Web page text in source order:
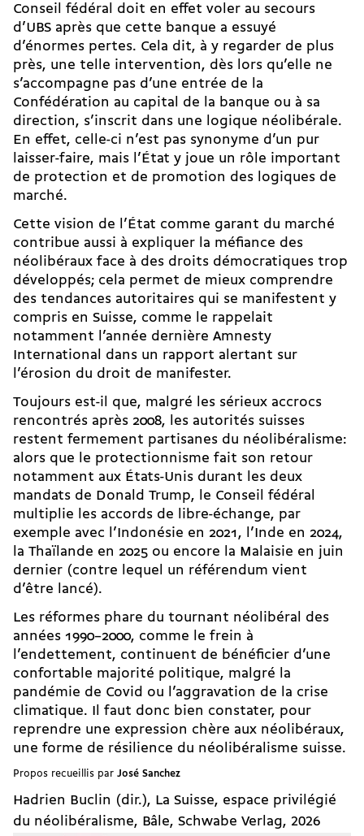
Conseil fédéral doit en effet voler au secours
d’UBS après que cette banque a essuyé
d’énormes pertes. Cela dit, à y regarder de plus
près, une telle intervention, dès lors qu’elle ne
s’accompagne pas d’une entrée de la
Confédération au capital de la banque ou à sa
direction, s’inscrit dans une logique néolibérale.
En effet, celle-ci n’est pas synonyme d’un pur
laisser-faire, mais l’État y joue un rôle important
de protection et de promotion des logiques de
marché.
Cette vision de l’État comme garant du marché
contribue aussi à expliquer la méfiance des
néolibéraux face à des droits démocratiques trop
développés; cela permet de mieux comprendre
des tendances autoritaires qui se manifestent y
compris en Suisse, comme le rappelait
notamment l’année dernière Amnesty
International dans un rapport alertant sur
l’érosion du droit de manifester.
Toujours est-il que, malgré les sérieux accrocs
rencontrés après 2008, les autorités suisses
restent fermement partisanes du néolibéralisme:
alors que le protectionnisme fait son retour
notamment aux États-Unis durant les deux
mandats de Donald Trump, le Conseil fédéral
multiplie les accords de libre-échange, par
exemple avec l’Indonésie en 2021, l’Inde en 2024,
la Thaïlande en 2025 ou encore la Malaisie en juin
dernier (contre lequel un référendum vient
d’être lancé).
Les réformes phare du tournant néolibéral des
années 1990–2000, comme le frein à
l’endettement, continuent de bénéficier d’une
confortable majorité politique, malgré la
pandémie de Covid ou
l’aggravation de la crise
climatique. Il faut donc bien constater, pour
reprendre une expression chère aux néolibéraux,
une forme de résilience du néolibéralisme suisse.
Propos recueillis par José Sanchez
Hadrien Buclin (dir.), La Suisse, espace privilégié
du néolibéralisme, Bâle, Schwabe Verlag, 2026